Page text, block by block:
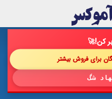
کن!🚀
برای فروش بیشتر